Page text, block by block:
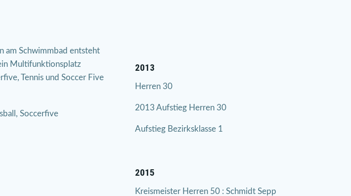
am Schwimmbad entsteht
Multifunktionsplatz
Tennis und Soccer Five
2013
Herren 30
2013 Aufstieg Herren 30
Aufstieg Bezirksklasse 1
2015
Kreismeister Herren 50 : Schmidt Sepp